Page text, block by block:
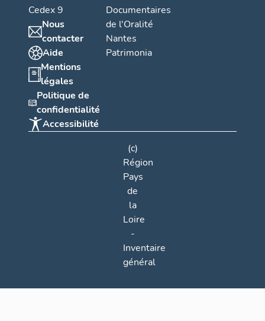
Cedex 9
Nous
contacter
Aide
Mentions
légales
Politique de
confidentialité
Accessibilité
Documentaires
de l'Oralité
Nantes
Patrimonia
(c)
Région
Pays
de
la
Loire
-
Inventaire
général